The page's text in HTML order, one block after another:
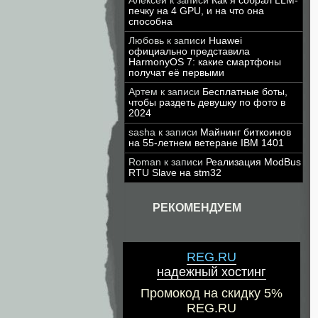
печку на 4 GPU, и на что она
способна
Любовь к записи Huawei
официально представила
HarmonyOS 7: какие смартфоны
получат её первыми
Артем к записи Бесплатные боты,
чтобы раздеть девушку по фото в
2024
sasha к записи Майнинг биткоинов
на 55-летнем ветеране IBM 1401
Roman к записи Реализация ModBus
RTU Slave на stm32
РЕКОМЕНДУЕМ
REG.RU
надежный хостинг
Промокод на скидку 5%
REG.RU